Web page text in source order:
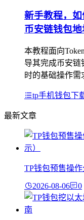
新手教程，
币安链钱包地
本教程面向
导其完成币安链
时的基础操作需
tp手机钱包下
最新文章
TP钱包预售操
2026-08-06 0